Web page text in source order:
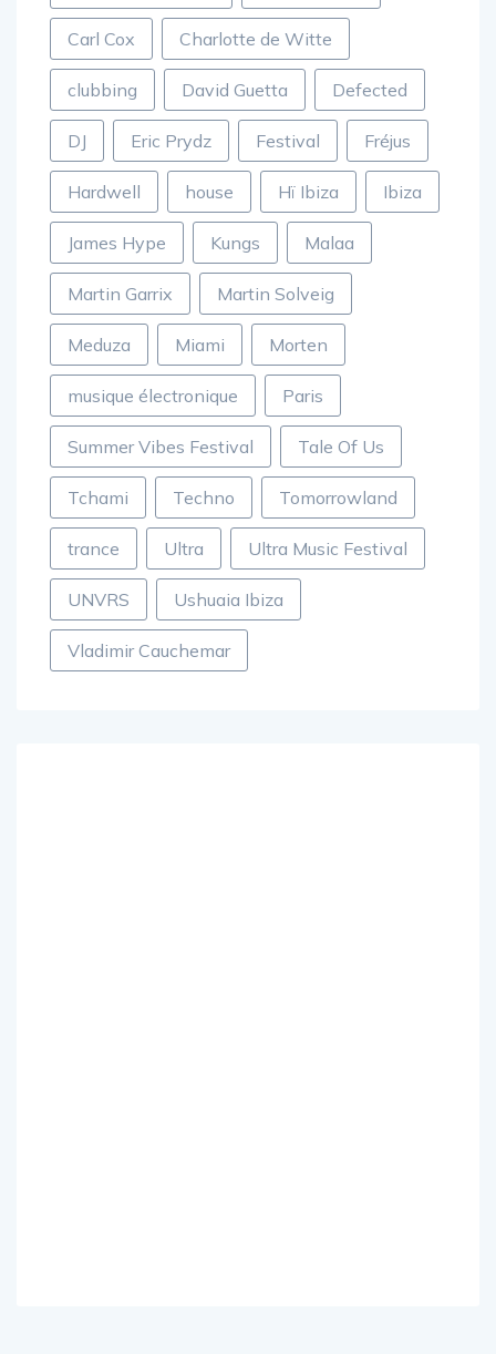
Carl Cox Charlotte de Witte
clubbing David Guetta Defected
DJ Eric Prydz Festival Fréjus
Hardwell house Hï Ibiza Ibiza
James Hype Kungs Malaa
Martin Garrix Martin Solveig
Meduza Miami Morten
musique électronique Paris
Summer Vibes Festival Tale Of Us
Tchami Techno Tomorrowland
trance Ultra Ultra Music Festival
UNVRS Ushuaia Ibiza
Vladimir Cauchemar